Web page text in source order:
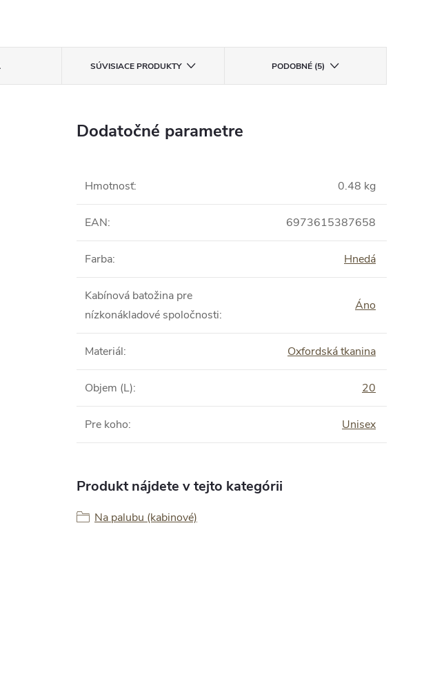
SÚVISIACE PRODUKTY PODOBNÉ (5)
Dodatočné parametre
Hmotnosť: 0.48 kg
EAN: 6973615387658
Farba: Hnedá
Kabínová batožina pre
nízkonákladové spoločnosti:
Áno
Materiál: Oxfordská tkanina
Objem (L): 20
Pre koho: Unisex
Produkt nájdete v tejto kategórii
Na palubu (kabinové)